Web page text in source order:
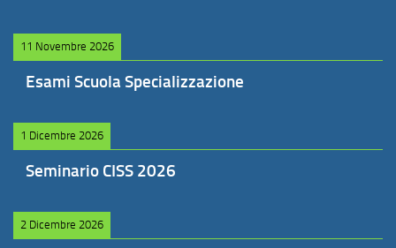
11 Novembre 2026
Esami Scuola Specializzazione
1 Dicembre 2026
Seminario CISS 2026
2 Dicembre 2026